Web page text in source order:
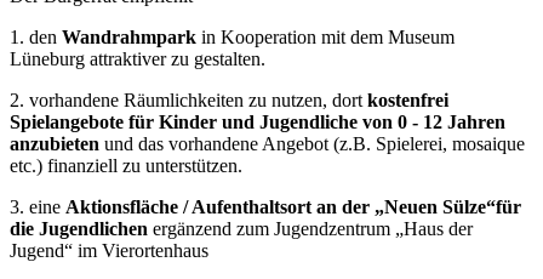
1. den Wandrahmpark in Kooperation mit dem Museum
Lüneburg attraktiver zu gestalten.
2. vorhandene Räumlichkeiten zu nutzen, dort kostenfrei
Spielangebote für Kinder und Jugendliche von 0 - 12 Jahren
anzubieten und das vorhandene Angebot (z.B. Spielerei, mosaique
etc.) finanziell zu unterstützen.
3. eine Aktionsfläche / Aufenthaltsort an der „Neuen Sülze“für
die Jugendlichen ergänzend zum Jugendzentrum „Haus der
Jugend“ im Vierortenhaus